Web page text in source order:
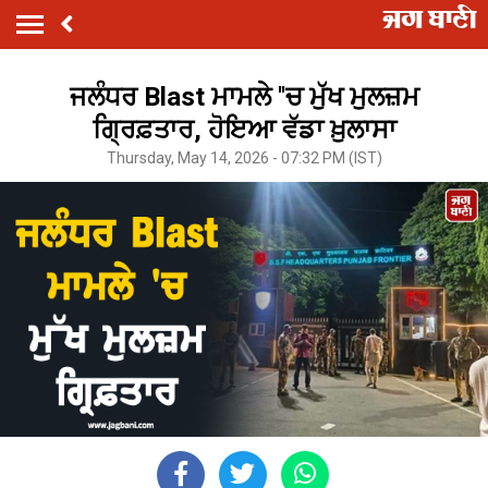
ਜਲੰਧਰ Blast ਮਾਮਲੇ ''ਚ ਮੁੱਖ ਮੁਲਜ਼ਮ
ਗ੍ਰਿਫ਼ਤਾਰ, ਹੋਇਆ ਵੱਡਾ ਖ਼ੁਲਾਸਾ
Thursday, May 14, 2026 - 07:32 PM (IST)